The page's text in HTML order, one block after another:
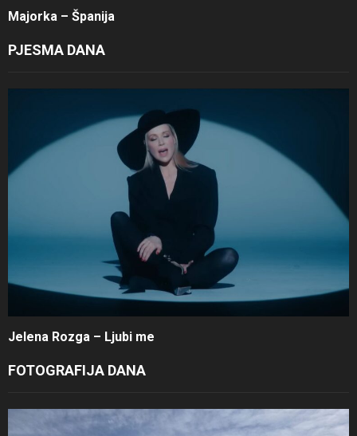
Majorka – Španija
PJESMA DANA
Jelena Rozga – Ljubi me
FOTOGRAFIJA DANA